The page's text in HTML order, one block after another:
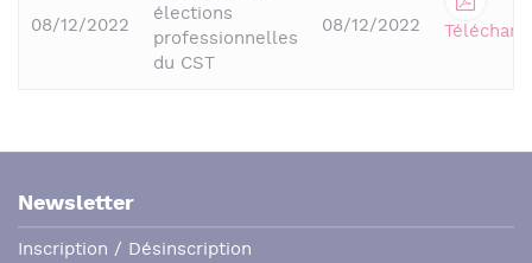
08/12/2022
élections
professionnelles
du CST
08/12/2022
Newsletter
Inscription / Désinscription